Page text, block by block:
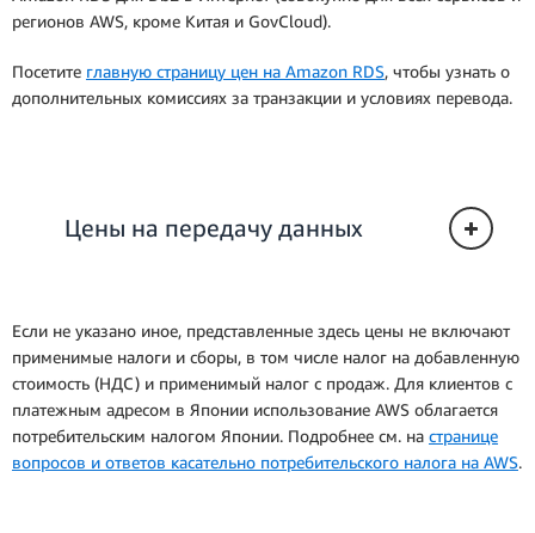
регионов AWS, кроме Китая и GovCloud).
Посетите главную страницу цен на Amazon RDS, чтобы узнать о
дополнительных комиссиях за транзакции и условиях перевода.
Цены на передачу данных
Если не указано иное, представленные здесь цены не включают
применимые налоги и сборы, в том числе налог на добавленную
стоимость (НДС) и применимый налог с продаж. Для клиентов с
платежным адресом в Японии использование AWS облагается
потребительским налогом Японии. Подробнее см. на странице
вопросов и ответов касательно потребительского налога на AWS.